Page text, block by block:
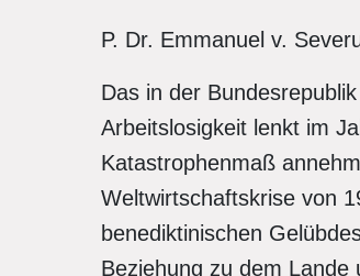
P. Dr. Emmanuel v.
Das in der
Arbeitslosigkeit lenkt im
Katastrophenmaß
Weltwirtschaftskrise von
benediktinischen
Beziehung zu dem